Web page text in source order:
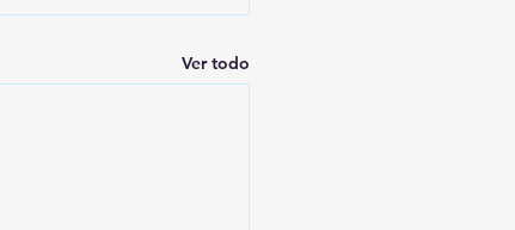
Ver todo